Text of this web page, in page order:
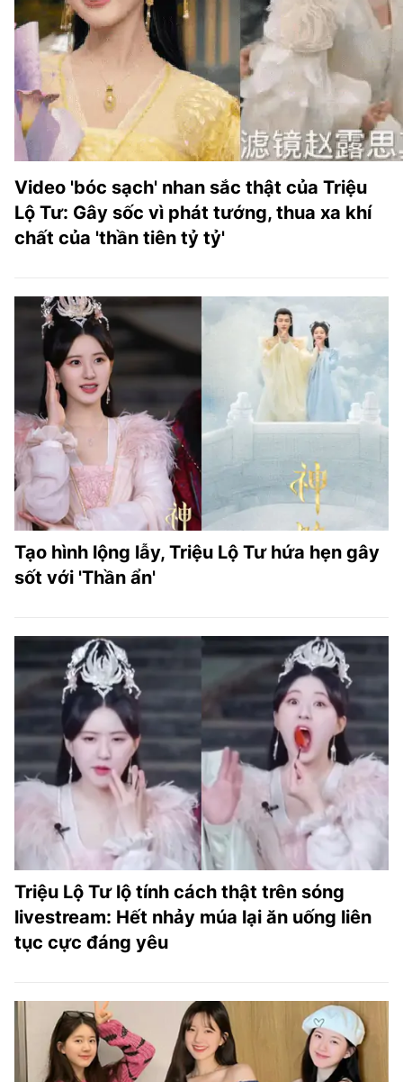
Video 'bóc sạch' nhan sắc thật của Triệu
Lộ Tư: Gây sốc vì phát tướng, thua xa khí
chất của 'thần tiên tỷ tỷ'
Tạo hình lộng lẫy, Triệu Lộ Tư hứa hẹn gây
sốt với 'Thần ẩn'
Triệu Lộ Tư lộ tính cách thật trên sóng
livestream: Hết nhảy múa lại ăn uống liên
tục cực đáng yêu